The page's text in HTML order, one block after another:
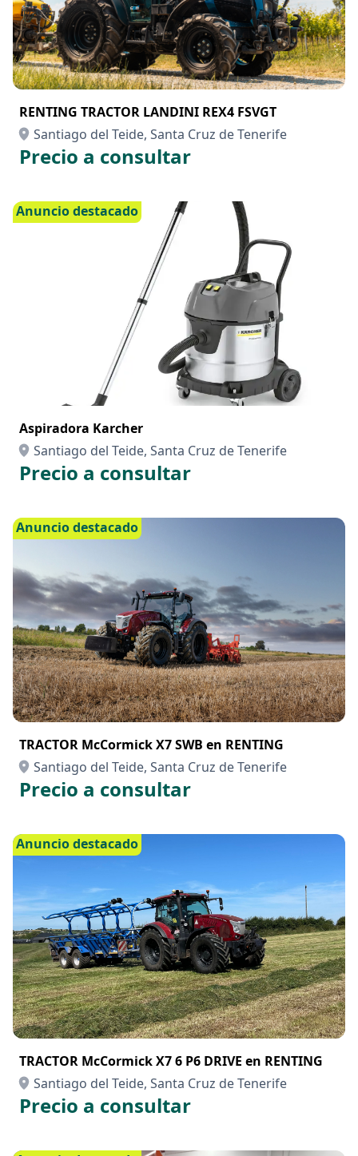
RENTING TRACTOR LANDINI REX4 FSVGT
Santiago del Teide, Santa Cruz de Tenerife
Precio a consultar
Anuncio destacado
Aspiradora Karcher
Santiago del Teide, Santa Cruz de Tenerife
Precio a consultar
Anuncio destacado
TRACTOR McCormick X7 SWB en RENTING
Santiago del Teide, Santa Cruz de Tenerife
Precio a consultar
Anuncio destacado
TRACTOR McCormick X7 6 P6 DRIVE en RENTING
Santiago del Teide, Santa Cruz de Tenerife
Precio a consultar